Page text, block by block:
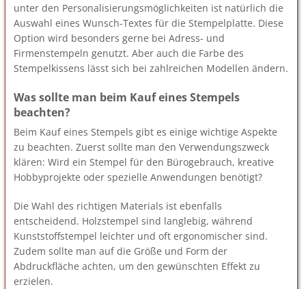
unter den Personalisierungsmöglichkeiten ist natürlich die
Auswahl eines Wunsch-Textes für die Stempelplatte. Diese
Option wird besonders gerne bei Adress- und
Firmenstempeln genutzt. Aber auch die Farbe des
Stempelkissens lässt sich bei zahlreichen Modellen ändern.
Was sollte man beim Kauf eines Stempels
beachten?
Beim Kauf eines Stempels gibt es einige wichtige Aspekte
zu beachten. Zuerst sollte man den Verwendungszweck
klären: Wird ein Stempel für den Bürogebrauch, kreative
Hobbyprojekte oder spezielle Anwendungen benötigt?
Die Wahl des richtigen Materials ist ebenfalls
entscheidend. Holzstempel sind langlebig, während
Kunststoffstempel leichter und oft ergonomischer sind.
Zudem sollte man auf die Größe und Form der
Abdruckfläche achten, um den gewünschten Effekt zu
erzielen.